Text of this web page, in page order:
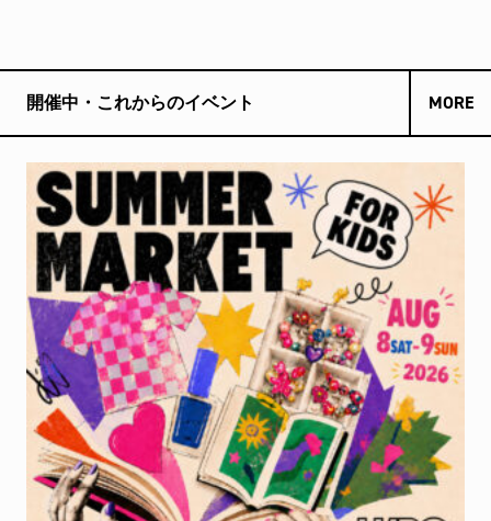
開催中・これからのイベント